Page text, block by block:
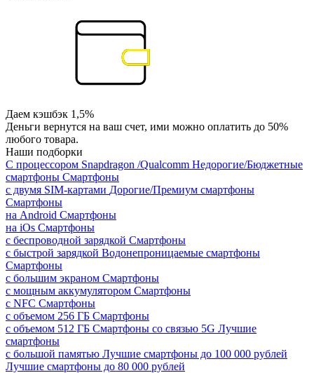
Даем кэшбэк 1,5%
Деньги вернутся на ваш счет, ими можно оплатить до 50%
любого товара.
Наши подборки
С процессором Snapdragon /Qualcomm Недорогие/Бюджетные
смартфоны Смартфоны
с двумя SIM-картами Дорогие/Премиум смартфоны
Смартфоны
на Android Смартфоны
на iOs Смартфоны
с беспроводной зарядкой Смартфоны
с быстрой зарядкой Водонепроницаемые смартфоны
Смартфоны
с большим экраном Смартфоны
с мощным аккумулятором Смартфоны
с NFC Смартфоны
с объемом 256 ГБ Смартфоны
с объемом 512 ГБ Смартфоны со связью 5G Лучшие
смартфоны
с большой памятью Лучшие смартфоны до 100 000 рублей
Лучшие смартфоны до 80 000 рублей